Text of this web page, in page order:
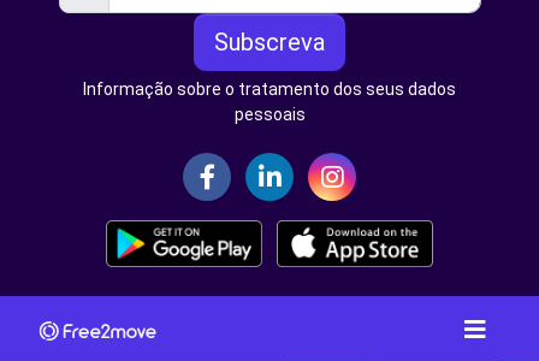
Subscreva
Informação sobre o tratamento dos seus dados
pessoais